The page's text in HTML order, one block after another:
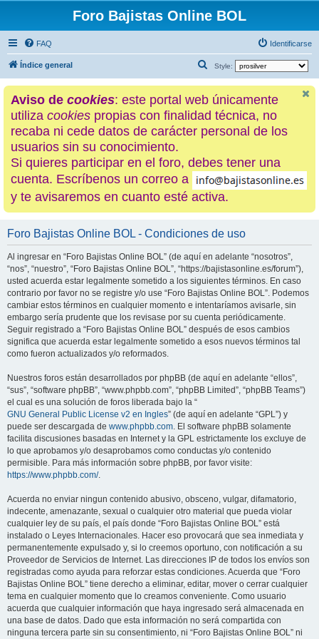
Foro Bajistas Online BOL
FAQ Identificarse
Índice general Style:
u
c
a
Aviso de cookies: este portal web únicamente
utiliza cookies propias con finalidad técnica, no
recaba ni cede datos de carácter personal de los
usuarios sin su conocimiento.
Si quieres participar en el foro, debes tener una
cuenta. Escríbenos un correo a
y te avisaremos en cuanto esté activa.
Foro Bajistas Online BOL - Condiciones de uso
Al ingresar en “Foro Bajistas Online BOL” (de aquí en adelante “nosotros”,
“nos”, “nuestro”, “Foro Bajistas Online BOL”, “https://bajistasonline.es/forum”),
usted acuerda estar legalmente sometido a los siguientes términos. En caso
contrario por favor no se registre y/o use “Foro Bajistas Online BOL”. Podemos
cambiar estos términos en cualquier momento e intentaríamos avisarle, sin
embargo sería prudente que los revisase por su cuenta periódicamente.
Seguir registrado a “Foro Bajistas Online BOL” después de esos cambios
significa que acuerda estar legalmente sometido a esos nuevos términos tal
como fueron actualizados y/o reformados.
Nuestros foros están desarrollados por phpBB (de aquí en adelante “ellos”,
“sus”, “software phpBB”, “www.phpbb.com”, “phpBB Limited”, “phpBB Teams”)
el cual es una solución de foros liberada bajo la “
GNU General Public License v2 en Ingles” (de aquí en adelante “GPL”) y
puede ser descargada de www.phpbb.com . El software phpBB solamente
facilita discusiones basadas en Internet y la GPL estrictamente los excluye de
lo que aprobamos y/o desaprobamos como conductas y/o contenido
permisible. Para más información sobre phpBB, por favor visite:
https://www.phpbb.com/.
Acuerda no enviar ningun contenido abusivo, obsceno, vulgar, difamatorio,
indecente, amenazante, sexual o cualquier otro material que pueda violar
cualquier ley de su país, el país donde “Foro Bajistas Online BOL” está
instalado o Leyes Internacionales. Hacer eso provocará que sea inmediata y
permanentemente expulsado y, si lo creemos oportuno, con notificación a su
Proveedor de Servicios de Internet. Las direcciones IP de todos los envíos son
registradas como ayuda para reforzar estas condiciones. Acuerda que “Foro
Bajistas Online BOL” tiene derecho a eliminar, editar, mover o cerrar cualquier
tema en cualquier momento que lo creamos conveniente. Como usuario
acuerda que cualquier información que haya ingresado será almacenada en
una base de datos. Dado que esta información no será compartida con
ninguna tercera parte sin su consentimiento, ni “Foro Bajistas Online BOL” ni